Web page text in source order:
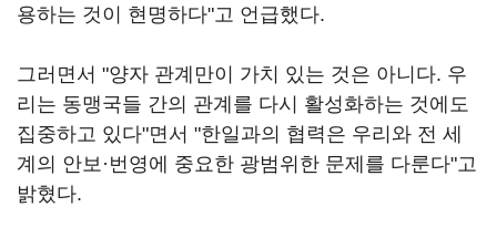
용하는 것이 현명하다"고 언급했다.
그러면서 "양자 관계만이 가치 있는 것은 아니다. 우
리는 동맹국들 간의 관계를 다시 활성화하는 것에도
집중하고 있다"면서 "한일과의 협력은 우리와 전 세
계의 안보·번영에 중요한 광범위한 문제를 다룬다"고
밝혔다.